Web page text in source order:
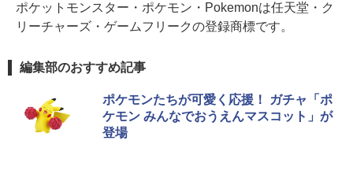
ポケットモンスター・ポケモン・Pokemonは任天堂・ク
リーチャーズ・ゲームフリークの登録商標です。
編集部のおすすめ記事
ポケモンたちが可愛く応援！ ガチャ「ポ
ケモン みんなでおうえんマスコット」が
登場